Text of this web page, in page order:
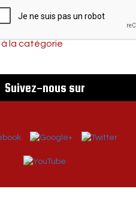
à la catégorie
Suivez-nous sur